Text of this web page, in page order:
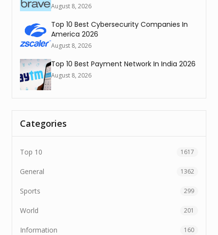
August 8, 2026
Top 10 Best Cybersecurity Companies In
America 2026
August 8, 2026
Top 10 Best Payment Network In India 2026
August 8, 2026
Categories
Top 10 1617
General 1362
Sports 299
World 201
Information 160